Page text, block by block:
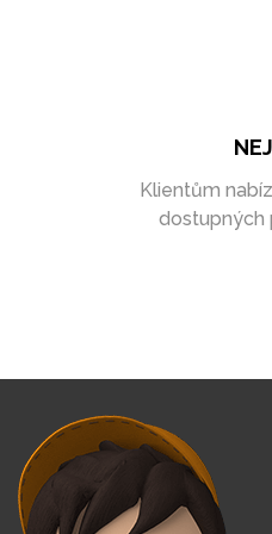
Při naší práci se
umožňuje
Klientům
dostupných